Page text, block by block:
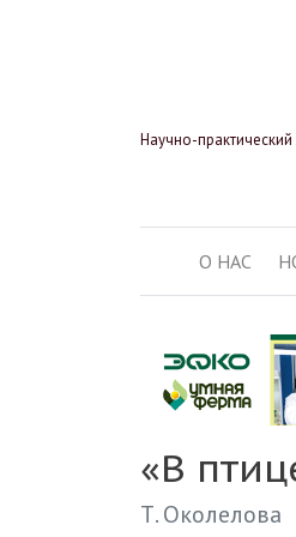
Научно-
О НАС
«В
Т. Околелова